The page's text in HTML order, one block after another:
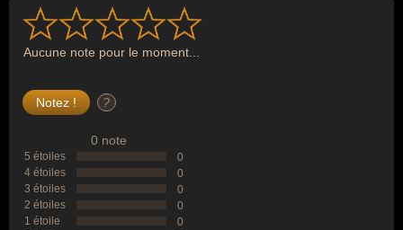
Aucune note pour le moment...
?
0 note
5 étoiles
0
4 étoiles
0
3 étoiles
0
2 étoiles
0
1 étoile
0